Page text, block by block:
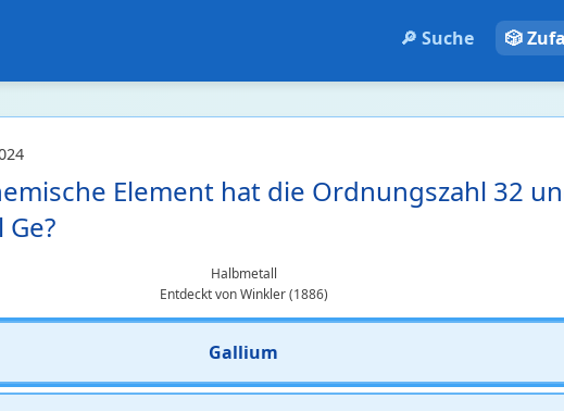
🔎 Suche 🎲
Element hat die Ordnungszahl 32
Halbmetall
Entdeckt von Winkler (1886)
Gallium